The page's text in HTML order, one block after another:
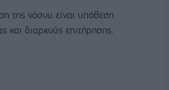
της νόσου είναι υπόθεση
και διαρκούς επιτήρησης.